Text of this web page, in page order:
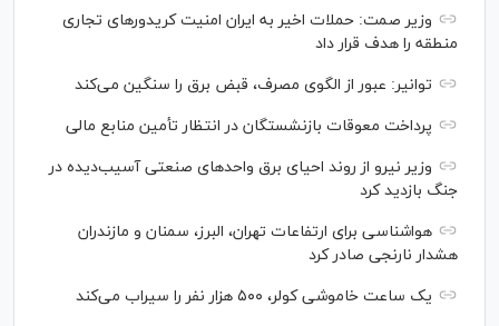
وزیر صمت: حملات اخیر به ایران امنیت کریدورهای تجاری
منطقه را هدف قرار داد
توانیر: عبور از الگوی مصرف، قبض برق را سنگین می‌کند
پرداخت معوقات بازنشستگان در انتظار تأمین منابع مالی
وزیر نیرو از روند احیای برق واحدهای صنعتی آسیب‌دیده در
جنگ بازدید کرد
هواشناسی برای ارتفاعات تهران، البرز، سمنان و مازندران
هشدار نارنجی صادر کرد
یک ساعت خاموشی کولر، ۵۰۰ هزار نفر را سیراب می‌کند